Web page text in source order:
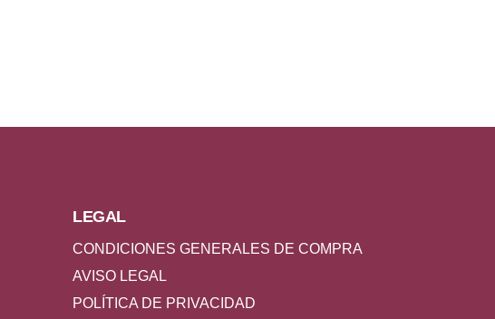
LEGAL
CONDICIONES GENERALES DE COMPRA
AVISO LEGAL
POLÍTICA DE PRIVACIDAD